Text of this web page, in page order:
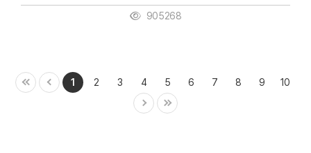
905268
1 2 3 4 5 6 7 8 9 10